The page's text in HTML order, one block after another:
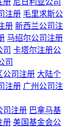
册 尼日利亚公司
注册 毛里求斯公
册 新西兰公司注
马绍尔公司注册
司 卡塔尔注册公
司
公司注册 大陆个
注册 广州公司注
司注册 巴拿马基
册 美国基金会公